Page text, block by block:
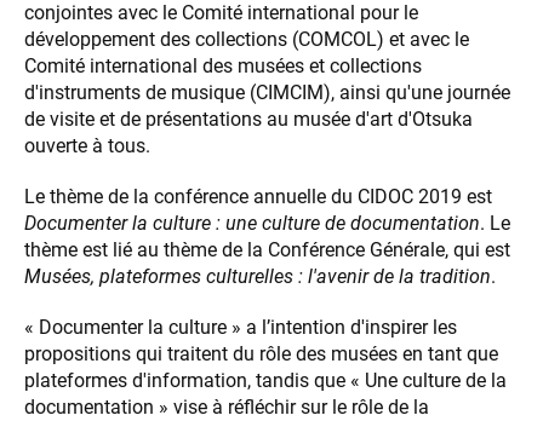
conjointes avec le Comité international pour le
développement des collections (COMCOL) et avec le
Comité international des musées et collections
d'instruments de musique (CIMCIM), ainsi qu'une journée
de visite et de présentations au musée d'art d'Otsuka
ouverte à tous.
Le thème de la conférence annuelle du CIDOC 2019 est
Documenter la culture : une culture de documentation. Le
thème est lié au thème de la Conférence Générale, qui est
Musées, plateformes culturelles : l'avenir de la tradition.
« Documenter la culture » a l’intention d'inspirer les
propositions qui traitent du rôle des musées en tant que
plateformes d'information, tandis que « Une culture de la
documentation » vise à réfléchir sur le rôle de la